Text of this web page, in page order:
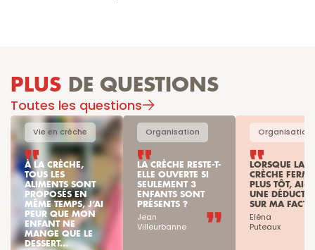
PLUS DE QUESTIONS
Toutes les questions
Vie en crèche
À LA CRÈCHE,
TOUS LES
ALIMENTS SONT
PROPOSÉS EN
MÊME TEMPS, J’AI
PEUR QUE MON
ENFANT NE
MANGE QUE LE
DESSERT...
Organisation
LA CRÈCHE RESTE-T-
ELLE OUVERTE SI
SEULEMENT 3
ENFANTS SONT
PRÉSENTS ?
Jean
Villeurbanne
Organisation
LORSQUE LA
CRÈCHE FERME
PLUS TÔT, AI-
UNE
SUR MA
Eléna
Puteaux